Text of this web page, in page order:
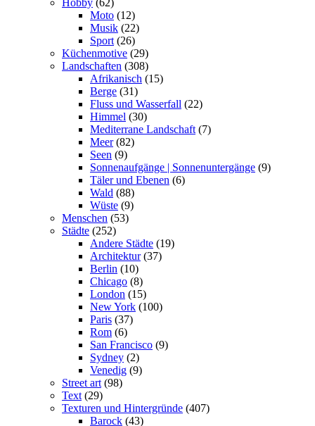
Hobby (62)
Moto (12)
Musik (22)
Sport (26)
Küchenmotive (29)
Landschaften (308)
Afrikanisch (15)
Berge (31)
Fluss und Wasserfall (22)
Himmel (30)
Mediterrane Landschaft (7)
Meer (82)
Seen (9)
Sonnenaufgänge | Sonnenuntergänge (9)
Täler und Ebenen (6)
Wald (88)
Wüste (9)
Menschen (53)
Städte (252)
Andere Städte (19)
Architektur (37)
Berlin (10)
Chicago (8)
London (15)
New York (100)
Paris (37)
Rom (6)
San Francisco (9)
Sydney (2)
Venedig (9)
Street art (98)
Text (29)
Texturen und Hintergründe (407)
Barock (43)